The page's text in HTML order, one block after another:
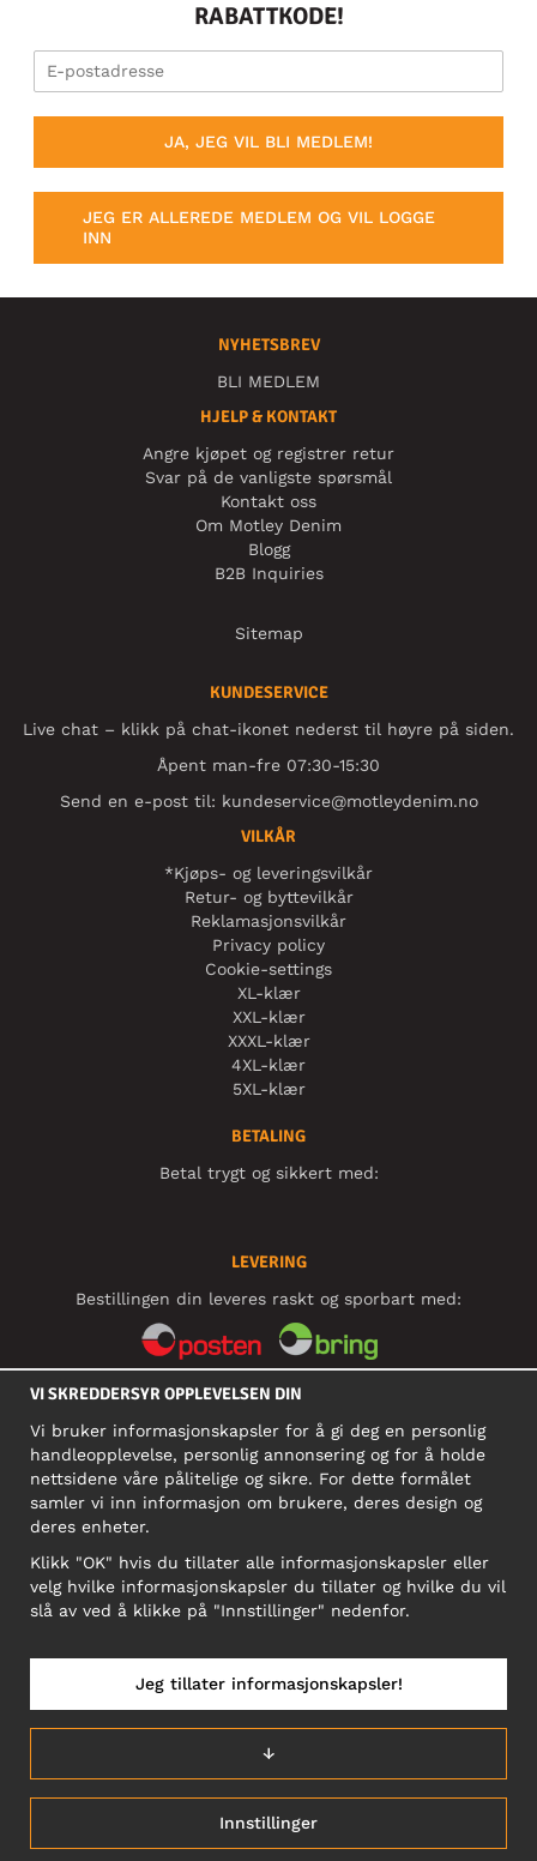
RABATTKODE!
JA, JEG VIL BLI MEDLEM!
JEG ER ALLEREDE MEDLEM OG VIL LOGGE
INN
NYHETSBREV
BLI MEDLEM
HJELP & KONTAKT
Angre kjøpet og registrer retur
Svar på de vanligste spørsmål
Kontakt oss
Om Motley Denim
Blogg
B2B Inquiries
Sitemap
KUNDESERVICE
Live chat – klikk på chat-ikonet nederst til høyre på siden.
Åpent man-fre 07:30-15:30
Send en e-post til: kundeservice@motleydenim.no
VILKÅR
*Kjøps- og leveringsvilkår
Retur- og byttevilkår
Reklamasjonsvilkår
Privacy policy
Cookie-settings
XL-klær
XXL-klær
XXXL-klær
4XL-klær
5XL-klær
BETALING
Betal trygt og sikkert med:
LEVERING
Bestillingen din leveres raskt og sporbart med:
SOSIALE MEDIER
BEDRIFT
911 891 581 MVA
NB! Ikke bruk denne adressen til å sende produkter i retur!
NORGE/NORSK
VI SKREDDERSYR OPPLEVELSEN DIN
Vi bruker informasjonskapsler for å gi deg en personlig
handleopplevelse, personlig annonsering og for å holde
nettsidene våre pålitelige og sikre. For dette formålet
samler vi inn informasjon om brukere, deres design og
deres enheter.
Klikk "OK" hvis du tillater alle informasjonskapsler eller
velg hvilke informasjonskapsler du tillater og hvilke du vil
slå av ved å klikke på "Innstillinger" nedenfor.
Innstillinger
↓
Jeg tillater informasjonskapsler!